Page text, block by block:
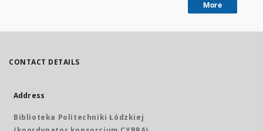
More
CONTACT DETAILS
Address
Biblioteka Politechniki Łódzkiej